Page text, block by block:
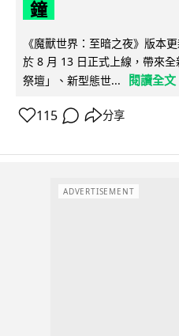
鐘
《魔獸世界：至暗之夜》版本
於 8 月 13 日正式上線，帶來
祭壇」、新型態世...
閱讀全文
115 分享
ADVERTISEMENT